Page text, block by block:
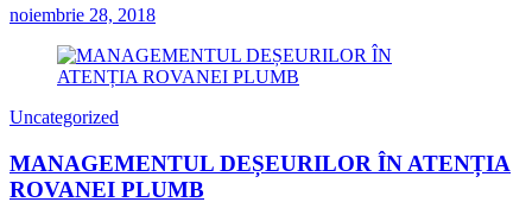
noiembrie 28, 2018
Uncategorized
MANAGEMENTUL DEȘEURILOR ÎN ATENȚIA
ROVANEI PLUMB